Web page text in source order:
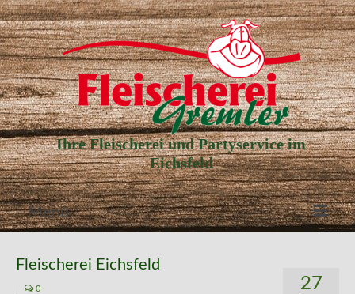
Ihre Fleischerei und Partyservice im
Eichsfeld
Menü
27
Fleischerei Eichsfeld
0